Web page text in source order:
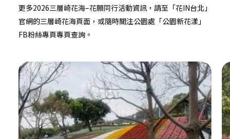
更多2026三層崎花海–花願同行活動資訊，請至「花IN台北 」
官網的三層崎花海頁面，或隨時關注公園處「公園新花漾」
FB粉絲專頁專頁查詢。